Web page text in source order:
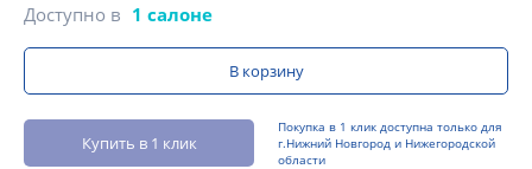
Доступно в 1 салоне
В корзину
Купить в 1 клик
Покупка в 1 клик доступна только для
г.Нижний Новгород и Нижегородской
области